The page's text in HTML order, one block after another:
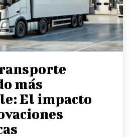
más
El impacto